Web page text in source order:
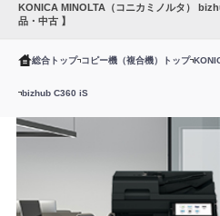
KONICA MINOLTA（コニカミノルタ）
品・中古 】
総合トップ コピー機（複合機）トップ
bizhub C360 iS